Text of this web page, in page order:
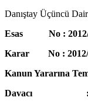
Danıştay Üçüncü
Esas No : 2012/
Karar No : 2012/
Kanun Yararına
Davacı :